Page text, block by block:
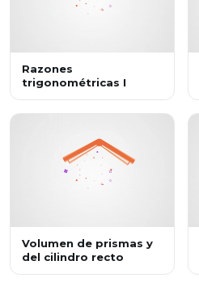
Razones
trigonométricas I
Volumen de prismas y
del cilindro recto